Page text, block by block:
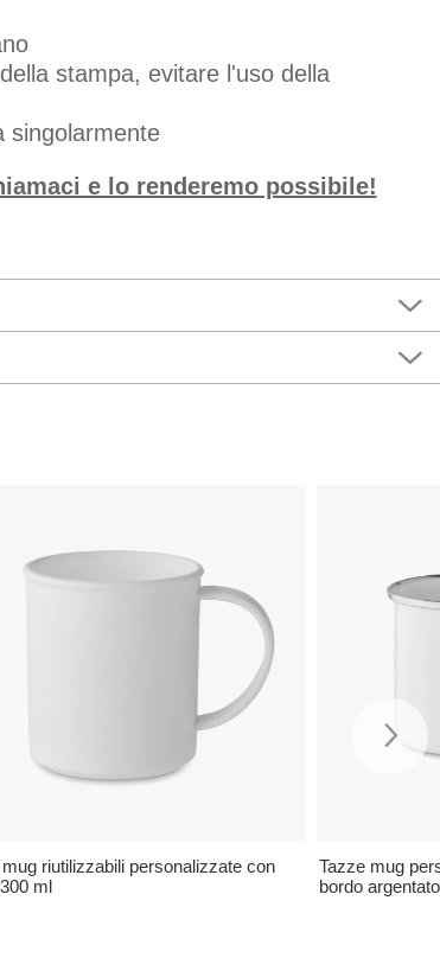
stampa, evitare l'uso della
singolarmente
e lo renderemo possibile!
riutilizzabili personalizzate con
ml
Tazze mug
bordo